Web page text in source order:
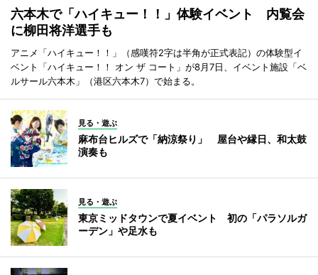
六本木で「ハイキュー！！」体験イベント 内覧会
に柳田将洋選手も
アニメ「ハイキュー！！」（感嘆符2字は半角が正式表記）の体験型イ
ベント「ハイキュー！！ オン ザ コート」が8月7日、イベント施設「ベ
ルサール六本木」（港区六本木7）で始まる。
見る・遊ぶ
麻布台ヒルズで「納涼祭り」 屋台や縁日、和太鼓
演奏も
見る・遊ぶ
東京ミッドタウンで夏イベント 初の「パラソルガ
ーデン」や足水も